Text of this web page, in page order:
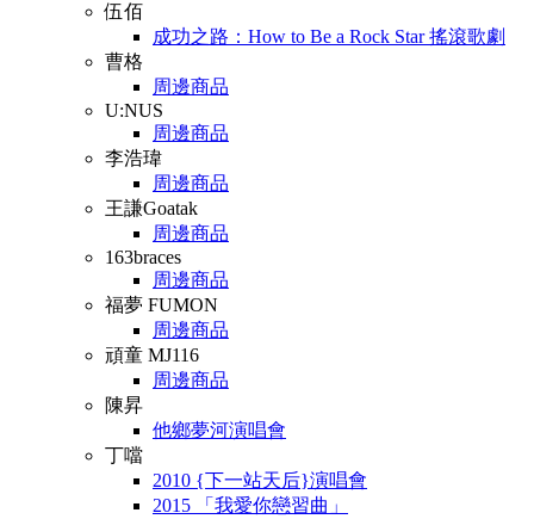
伍佰
成功之路：How to Be a Rock Star 搖滾歌劇
曹格
周邊商品
U:NUS
周邊商品
李浩瑋
周邊商品
王謙Goatak
周邊商品
163braces
周邊商品
福夢 FUMON
周邊商品
頑童 MJ116
周邊商品
陳昇
他鄉夢河演唱會
丁噹
2010 {下一站天后}演唱會
2015 「我愛你戀習曲」